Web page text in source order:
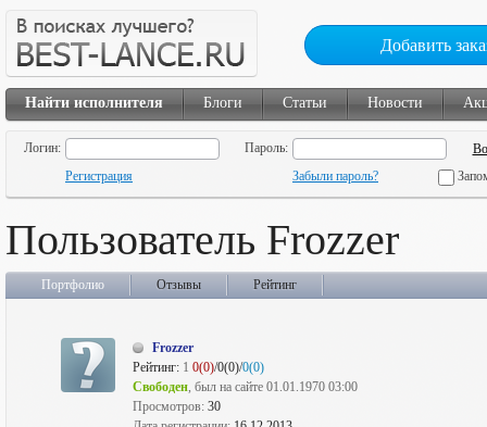
Добавить
Найти исполнителя Блоги Статьи Новости
Логин:
Пароль:
Регистрация
Забыли пароль?
Пользователь Frozzer
Портфолио Отзывы Рейтинг
Frozzer
Рейтинг: 1 0(0)/0(0)/0(0)
Свободен, был на сайте 01.01.1970 03:00
Просмотров: 30